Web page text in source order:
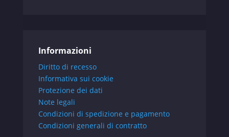
Informazioni
Diritto di recesso
Informativa sui cookie
Protezione dei dati
Note legali
Condizioni di spedizione e pagamento
Condizioni generali di contratto